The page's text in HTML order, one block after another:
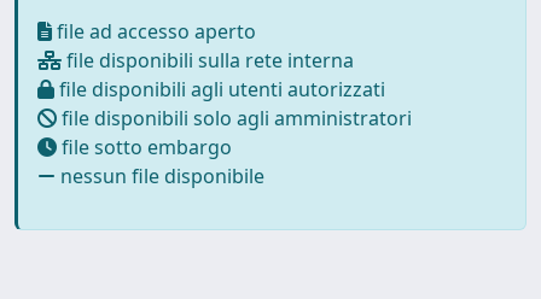
file ad accesso aperto
file disponibili sulla rete interna
file disponibili agli utenti autorizzati
file disponibili solo agli amministratori
file sotto embargo
nessun file disponibile